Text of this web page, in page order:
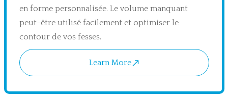
en forme personnalisée. Le volume manquant
peut-être utilisé facilement et optimiser le
contour de vos fesses.
Learn More